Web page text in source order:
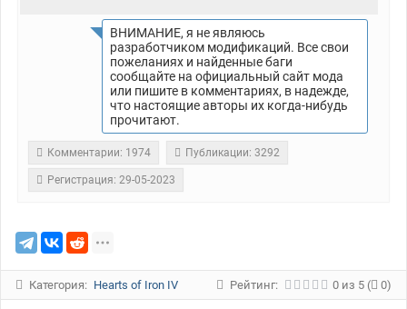
ВНИМАНИЕ, я не являюсь
разработчиком модификаций. Все свои
пожеланиях и найденные баги
сообщайте на официальный сайт мода
или пишите в комментариях, в надежде,
что настоящие авторы их когда-нибудь
прочитают.
Комментарии: 1974 Публикации: 3292
Регистрация: 29-05-2023
Категория: Hearts of Iron IV Рейтинг: 0 из 5 ( 0)